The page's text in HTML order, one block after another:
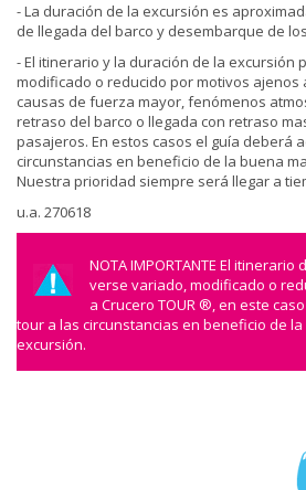
- La duración de la excursión es
de llegada del barco y desembarque de
- El itinerario y la duración de la excursión
modificado o reducido por motivos ajenos
causas de fuerza mayor, fenómenos
retraso del barco o llegada con retraso
pasajeros. En estos casos el guía deberá
circunstancias en beneficio de la buena
Nuestra prioridad siempre será llegar a
u.a. 270618
NOTA IMPORTANTE El
verse variado, modificado o
a Crucero TOUR ®, en este
tour a las circunstancias en beneficio de
excursión.